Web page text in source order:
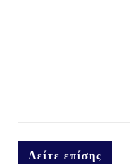
Δείτε επίσης